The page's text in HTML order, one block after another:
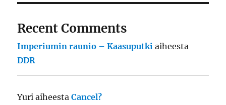
Recent Comments
Imperiumin raunio – Kaasuputki aiheesta
DDR
Yuri aiheestaCancel?